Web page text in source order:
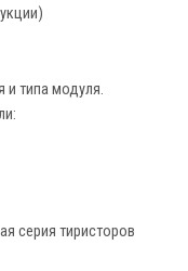
и типа модуля.
серия тиристоров